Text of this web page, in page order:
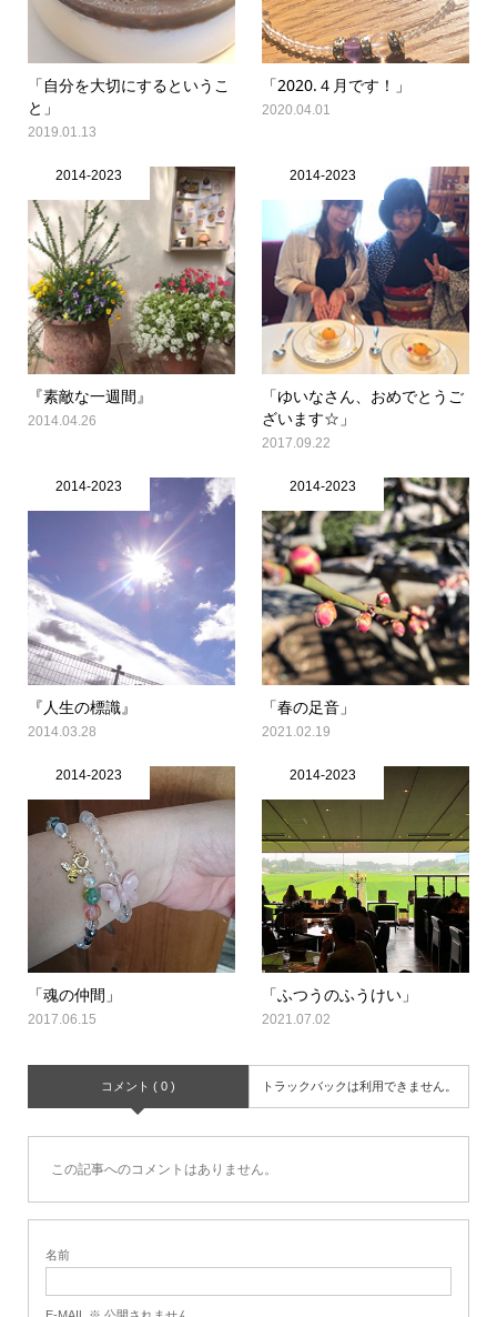
「自分を大切にするというこ
と」
2019.01.13
「2020.４月です！」
2020.04.01
2014-2023
『素敵な一週間』
2014.04.26
2014-2023
「ゆいなさん、おめでとうご
ざいます☆」
2017.09.22
2014-2023
『人生の標識』
2014.03.28
2014-2023
「春の足音」
2021.02.19
2014-2023
「魂の仲間」
2017.06.15
2014-2023
「ふつうのふうけい」
2021.07.02
コメント ( 0 ) トラックバックは利用できません。
この記事へのコメントはありません。
名前